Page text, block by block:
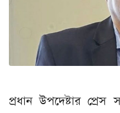
প্রধান উপদেষ্টার